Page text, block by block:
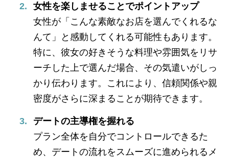
女性を楽しませることでポイントアップ
女性が「こんな素敵なお店を選んでくれるな
んて」と感動してくれる可能性もあります。
特に、彼女の好きそうな料理や雰囲気をリサ
ーチした上で選んだ場合、その気遣いがしっ
かり伝わります。これにより、信頼関係や親
密度がさらに深まることが期待できます。
デートの主導権を握れる
プラン全体を自分でコントロールできるた
め、デートの流れをスムーズに進められるメ